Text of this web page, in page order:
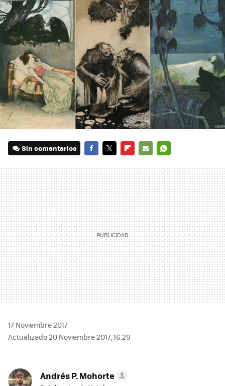
Sin comentarios
MAIL
17 Noviembre 2017
Actualizado 20 Noviembre 2017, 16:29
Andrés P. Mohorte